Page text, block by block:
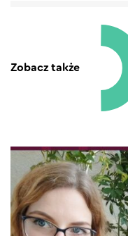
Zobacz także